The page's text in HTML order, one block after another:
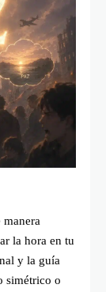
manera
la hora en tu
y la guía
simétrico o